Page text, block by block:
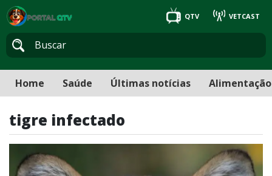
QTV VETCAST
Home Saúde Últimas notícias Alimentação
tigre infectado